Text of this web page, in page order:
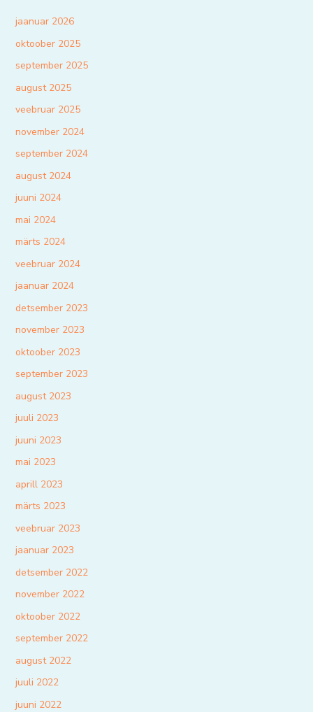
jaanuar 2026
oktoober 2025
september 2025
august 2025
veebruar 2025
november 2024
september 2024
august 2024
juuni 2024
mai 2024
märts 2024
veebruar 2024
jaanuar 2024
detsember 2023
november 2023
oktoober 2023
september 2023
august 2023
juuli 2023
juuni 2023
mai 2023
aprill 2023
märts 2023
veebruar 2023
jaanuar 2023
detsember 2022
november 2022
oktoober 2022
september 2022
august 2022
juuli 2022
juuni 2022